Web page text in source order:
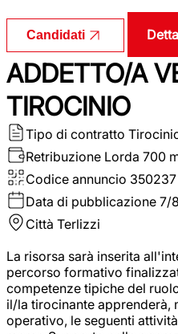
Candidati
ADDETTO/A
TIROCINIO
Tipo di contratto
Retribuzione Lorda 700
Codice annuncio 350237
Data di pubblicazione 7/
Città Terlizzi
La risorsa sarà inserita
percorso formativo
competenze tipiche del
il/la tirocinante apprenderà,
operativo, le seguenti